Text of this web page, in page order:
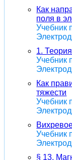
Как
поля в
Учебник
1.
Учебник
Как
тяжести
Учебник
Учебник
§ 13.